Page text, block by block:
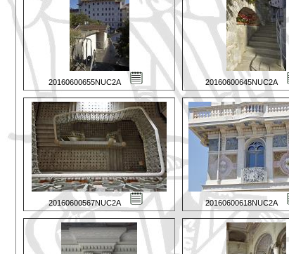
20160600655NUC2A 20160600645NUC2A
20160600567NUC2A 20160600618NUC2A